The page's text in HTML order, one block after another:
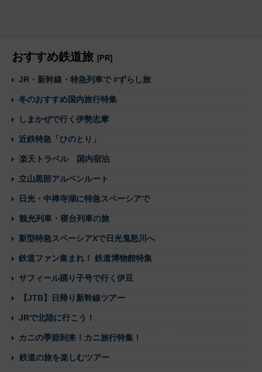
おすすめ鉄道旅 [PR]
JR・新幹線・特急列車で #ずらし旅
冬のおすすめ国内旅行特集
しまかぜで行く伊勢志摩
近鉄特急「ひのとり」
楽天トラベル 国内宿泊
立山黒部アルペンルート
日光・中禅寺湖に特急スペーシアで
観光列車・寝台列車の旅
新型特急スペーシアXで日光鬼怒川へ
鉄道ファン集まれ！ 鉄道博物館特集
サフィール踊り子号で行く伊豆
【JTB】日帰り新幹線ツアー
JRで北陸に行こう！
カニの季節到来！カニ旅行特集！
鉄道の旅を楽しむツアー